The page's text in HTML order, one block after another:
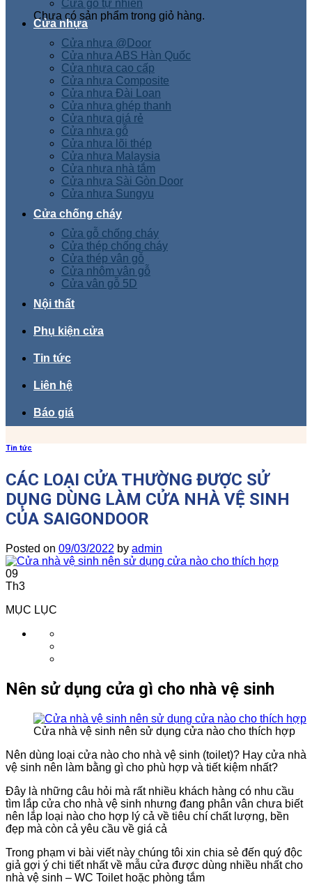
Chưa có sản phẩm trong giỏ hàng.
Cửa gỗ tự nhiên
Cửa nhựa
Cửa nhựa @Door
Cửa nhựa ABS Hàn Quốc
Cửa nhựa cao cấp
Cửa nhựa Composite
Cửa nhựa Đài Loan
Cửa nhựa ghép thanh
Cửa nhựa giá rẻ
Cửa nhựa gỗ
Cửa nhựa lõi thép
Cửa nhựa Malaysia
Cửa nhựa nhà tắm
Cửa nhựa Sài Gòn Door
Cửa nhựa Sungyu
Cửa chống cháy
Cửa gỗ chống cháy
Cửa thép chống cháy
Cửa thép vân gỗ
Cửa nhôm vân gỗ
Cửa vân gỗ 5D
Nội thất
Phụ kiện cửa
Tin tức
Liên hệ
Báo giá
Tin tức
CÁC LOẠI CỬA THƯỜNG ĐƯỢC SỬ
DỤNG DÙNG LÀM CỬA NHÀ VỆ SINH
CỦA SAIGONDOOR
Posted on 09/03/2022 by admin
09
Th3
MỤC LỤC
Nên sử dụng cửa gì cho nhà vệ sinh
Cửa nhà vệ sinh nên sử dụng cửa nào cho thích hợp
Nên dùng loại cửa nào cho nhà vệ sinh (toilet)? Hay cửa nhà
vệ sinh nên làm bằng gì cho phù hợp và tiết kiệm nhất?
Đây là những câu hỏi mà rất nhiều khách hàng có nhu cầu
tìm lắp cửa cho nhà vệ sinh nhưng đang phân vân chưa biết
nên lắp loại nào cho hợp lý cả về tiêu chí chất lượng, bền
đẹp mà còn cả yêu cầu về giá cả
Trong phạm vi bài viết này chúng tôi xin chia sẻ đến quý độc
giả gợi ý chi tiết nhất về mẫu cửa được dùng nhiều nhất cho
nhà vệ sinh – WC Toilet hoặc phòng tắm